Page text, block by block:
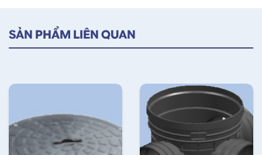
SẢN PHẨM LIÊN QUAN